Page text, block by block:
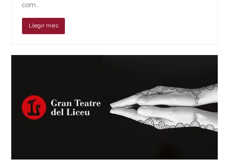
com…
Llegir més